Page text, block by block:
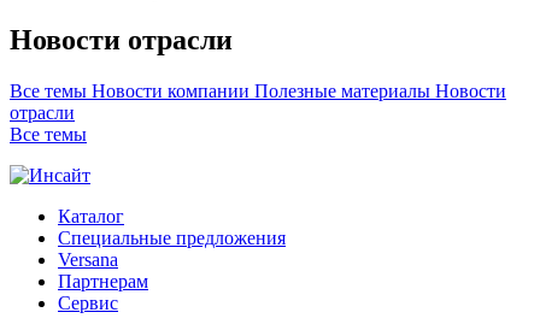
Новости отрасли
Все темы Новости компании Полезные материалы Новости
отрасли
Все темы
Каталог
Специальные предложения
Versana
Партнерам
Сервис